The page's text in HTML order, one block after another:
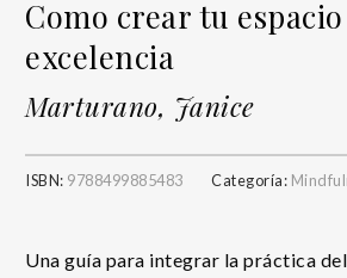
Como crear tu
excelencia
Marturano, Janice
ISBN: 9788499885483 Categoría:
Una guía para integrar la práctica